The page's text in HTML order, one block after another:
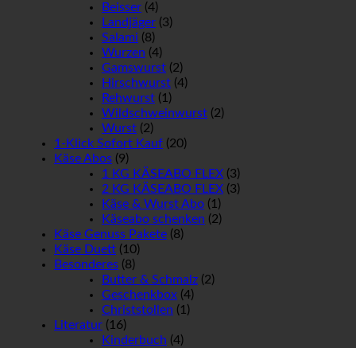
Beisser (4)
Landjäger (3)
Salami (8)
Wurzen (4)
Gamswurst (2)
Hirschwurst (4)
Rehwurst (1)
Wildschweinwurst (2)
Wurst (2)
1-Klick Sofort Kauf (20)
Käse Abos (9)
1 KG KÄSEABO FLEX (3)
2 KG KÄSEABO FLEX (3)
Käse & Wurst Abo (1)
Käseabo schenken (2)
Käse Genuss Pakete (8)
Käse Duett (10)
Besonderes (8)
Butter & Schmalz (2)
Geschenkbox (4)
Christstollen (1)
Literatur (16)
Kinderbuch (4)